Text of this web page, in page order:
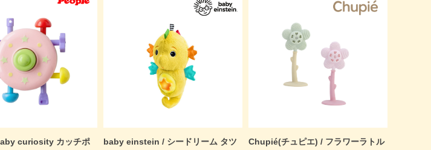
curiosity カッチポ
baby einstein / シードリーム タツ
Chupié(チュピエ) / フラワーラトル